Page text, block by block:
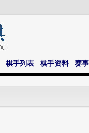
棋手列表 棋手资料 赛